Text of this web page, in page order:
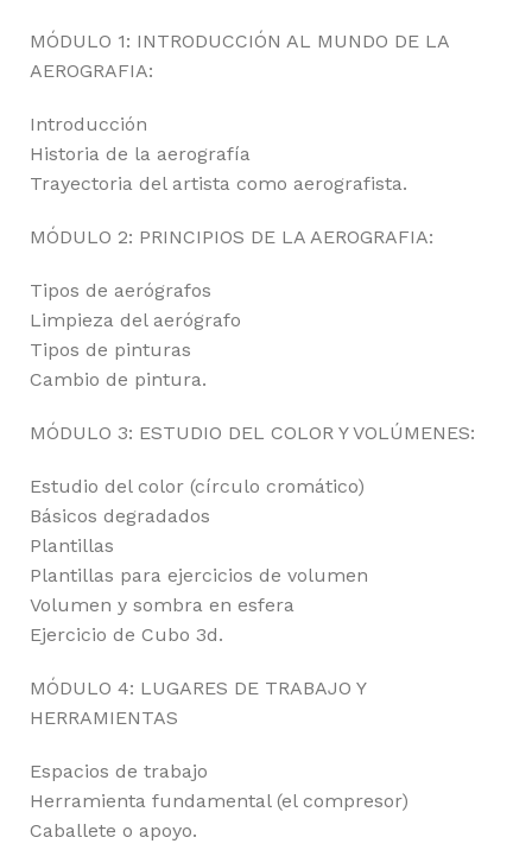
MÓDULO 1: INTRODUCCIÓN AL MUNDO DE LA
AEROGRAFIA:
Introducción
Historia de la aerografía
Trayectoria del artista como aerografista.
MÓDULO 2: PRINCIPIOS DE LA AEROGRAFIA:
Tipos de aerógrafos
Limpieza del aerógrafo
Tipos de pinturas
Cambio de pintura.
MÓDULO 3: ESTUDIO DEL COLOR Y VOLÚMENES:
Estudio del color (círculo cromático)
Básicos degradados
Plantillas
Plantillas para ejercicios de volumen
Volumen y sombra en esfera
Ejercicio de Cubo 3d.
MÓDULO 4: LUGARES DE TRABAJO Y
HERRAMIENTAS
Espacios de trabajo
Herramienta fundamental (el compresor)
Caballete o apoyo.